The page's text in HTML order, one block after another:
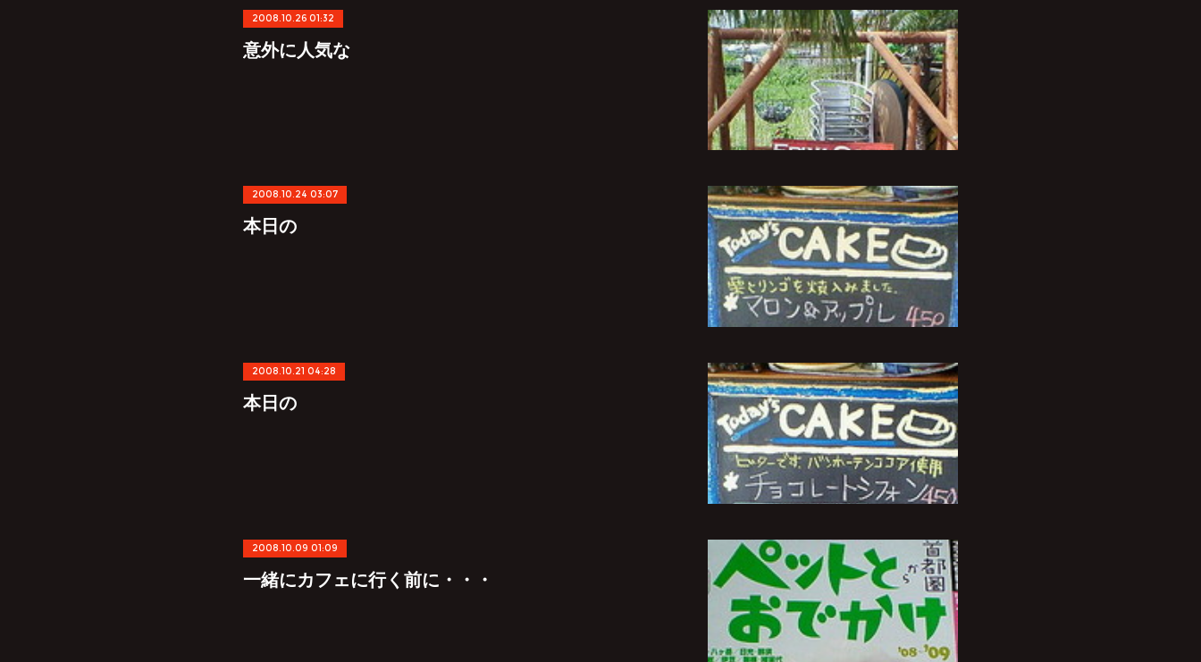
2008.10.26 01:32
意外に人気な
2008.10.24 03:07
本日の
2008.10.21 04:28
本日の
2008.10.09 01:09
一緒にカフェに行く前に・・・